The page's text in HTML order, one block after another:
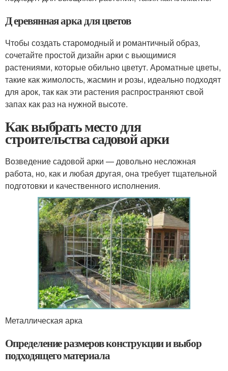
Д еревянная арка для цветов
Чтобы создать старомодный и романтичный образ,
сочетайте простой дизайн арки с вьющимися
растениями, которые обильно цветут. Ароматные цветы,
такие как жимолость, жасмин и розы, идеально подходят
для арок, так как эти растения распространяют свой
запах как раз на нужной высоте.
Как выбрать место для
строительства садовой арки
Возведение садовой арки — довольно несложная
работа, но, как и любая другая, она требует тщательной
подготовки и качественного исполнения.
Металлическая арка
Определение размеров конструкции и выбор
подходящего материала